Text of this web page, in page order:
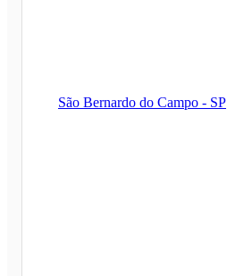
São Bernardo do Campo - SP